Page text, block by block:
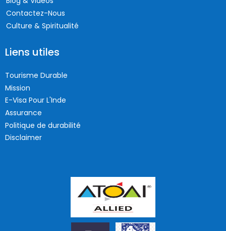
Contactez-Nous
Culture & Spiritualité
Liens utiles
Tourisme Durable
Mission
E-Visa Pour L'Inde
Assurance
Politique de durabilité
Disclaimer